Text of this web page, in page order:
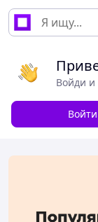
Войди и
Войти